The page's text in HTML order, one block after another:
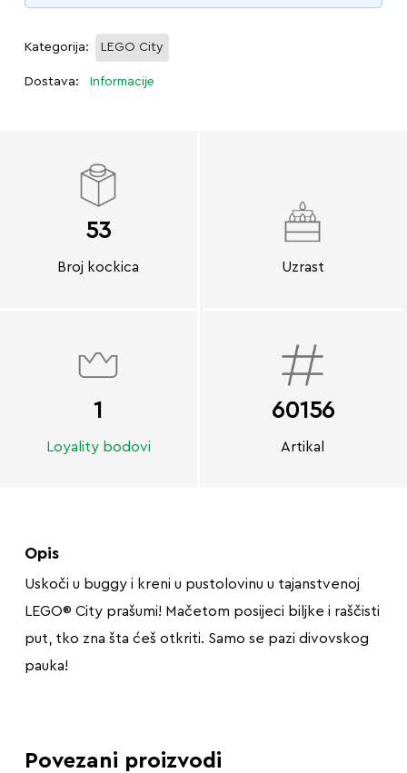
Kategorija: LEGO City
Dostava: Informacije
53
Broj kockica Uzrast
1
Loyality bodovi
60156
Artikal
Opis
Uskoči u buggy i kreni u pustolovinu u tajanstvenoj
LEGO® City prašumi! Mačetom posijeci biljke i raščisti
put, tko zna šta ćeš otkriti. Samo se pazi divovskog
pauka!
Povezani proizvodi